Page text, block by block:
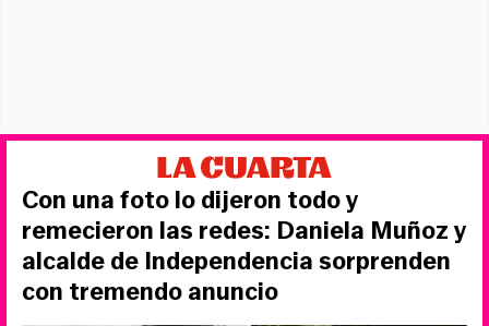
Con una foto lo dijeron todo y
remecieron las redes: Daniela Muñoz y
alcalde de Independencia sorprenden
con tremendo anuncio